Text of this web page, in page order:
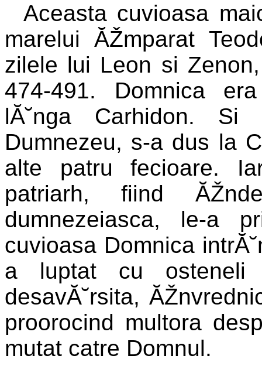
Aceasta cuvioasa
marelui ĂŽmparat
zilele lui Leon si
474-491. Domnica
lĂ˘nga Carhidon.
Dumnezeu, s-a dus la
alte patru fecioare.
patriarh, fiind
dumnezeiasca, le-a
cuvioasa Domnica
a luptat cu
desavĂ˘rsita,
proorocind multora
mutat catre Domnul.